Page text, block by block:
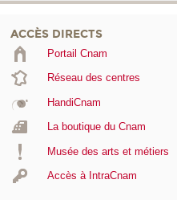
ACCÈS DIRECTS
Portail Cnam
Réseau des centres
HandiCnam
La boutique du Cnam
Musée des arts et métiers
Accès à IntraCnam